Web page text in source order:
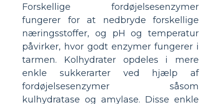
Forskellige fordøjelsesenzymer
fungerer for at nedbryde forskellige
næringsstoffer, og pH og temperatur
påvirker, hvor godt enzymer fungerer i
tarmen. Kolhydrater opdeles i mere
enkle sukkerarter ved hjælp af
fordøjelsesenzymer såsom
kulhydratase og amylase. Disse enkle